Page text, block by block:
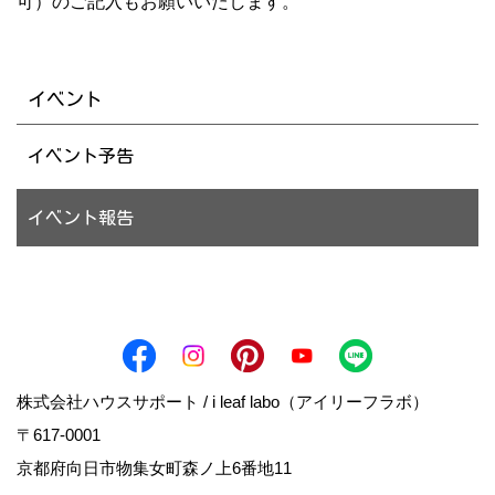
イベント
イベント予告
イベント報告
株式会社ハウスサポート / i leaf labo（アイリーフラボ）
〒617-0001
京都府向日市物集女町森ノ上6番地11